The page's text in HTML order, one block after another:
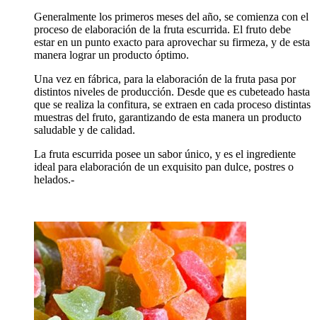
Generalmente los primeros meses del año, se comienza con el
proceso de elaboración de la fruta escurrida. El fruto debe
estar en un punto exacto para aprovechar su firmeza, y de esta
manera lograr un producto óptimo.
Una vez en fábrica, para la elaboración de la fruta pasa por
distintos niveles de producción. Desde que es cubeteado hasta
que se realiza la confitura, se extraen en cada proceso distintas
muestras del fruto, garantizando de esta manera un producto
saludable y de calidad.
La fruta escurrida posee un sabor único, y es el ingrediente
ideal para elaboración de un exquisito pan dulce, postres o
helados.-